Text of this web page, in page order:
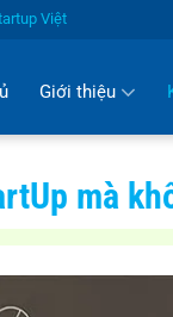
Việt
Giới thiệu
mà